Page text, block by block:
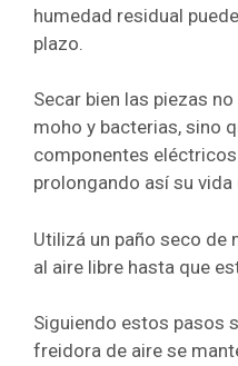
humedad residual
plazo.
Secar bien las piezas
moho y bacterias, sino
componentes
prolongando así su vida
Utilizá un paño seco de
al aire libre hasta que
Siguiendo estos pasos
freidora de aire se